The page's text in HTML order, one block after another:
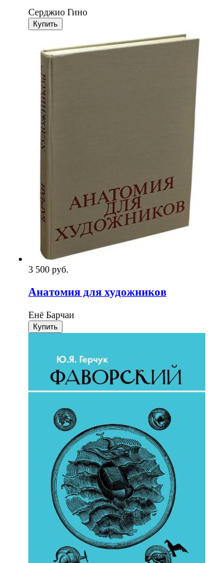
Серджио Гино
Купить
3 500 pуб.
Анатомия для художников
Енё Барчаи
Купить